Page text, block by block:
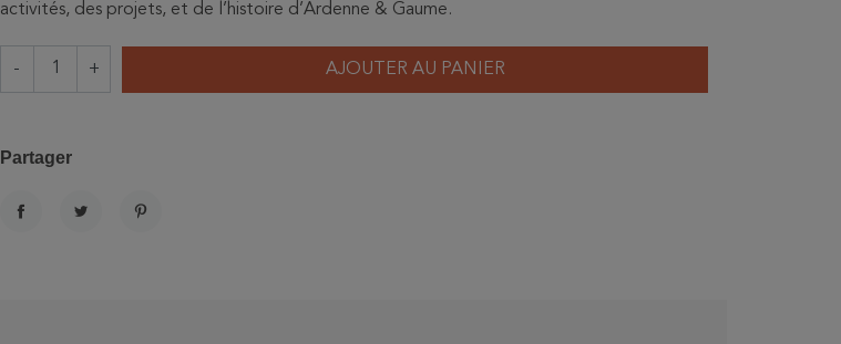
activités, des projets, et de l’histoire d’Ardenne & Gaume.
- + AJOUTER AU PANIER
Partager